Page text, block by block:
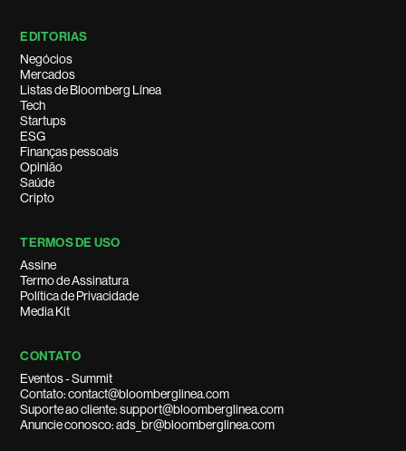
EDITORIAS
Negócios
Mercados
Listas de Bloomberg Línea
Tech
Startups
ESG
Finanças pessoais
Opinião
Saúde
Cripto
TERMOS DE USO
Assine
Termo de Assinatura
Política de Privacidade
Media Kit
CONTATO
Eventos - Summit
Contato: contact@bloomberglinea.com
Suporte ao cliente: support@bloomberglinea.com
Anuncie conosco: ads_br@bloomberglinea.com